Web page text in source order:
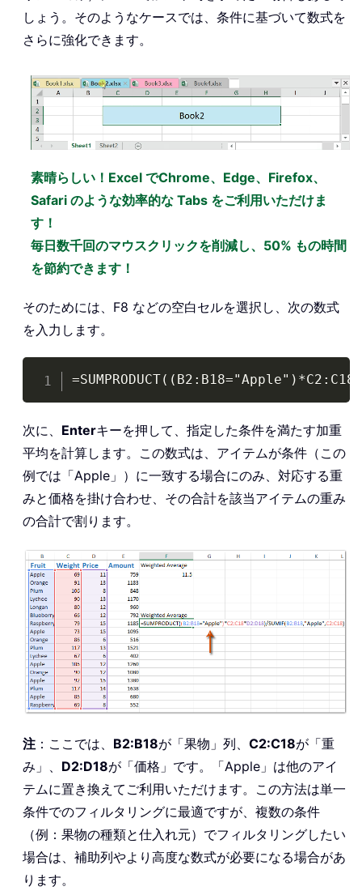
しょう。そのようなケースでは、条件に基づいて数式を
さらに強化できます。
素晴らしい！Excel でChrome、Edge、Firefox、
Safari のような効率的な Tabs をご利用いただけま
す！
毎日数千回のマウスクリックを削減し、50% もの時間
を節約できます！
そのためには、F8 などの空白セルを選択し、次の数式
を入力します。
Copy
次に、 Enterキーを押して、指定した条件を満たす加重
平均を計算します。この数式は、アイテムが条件（この
例では「Apple」）に一致する場合にのみ、対応する重
みと価格を掛け合わせ、その合計を該当アイテムの重み
の合計で割ります。
注 ：ここでは、 B2:B18が「果物」列、 C2:C18が「重
み」、 D2:D18が「価格」です。「Apple」は他のアイ
テムに置き換えてご利用いただけます。この方法は単一
条件でのフィルタリングに最適ですが、複数の条件
（例：果物の種類と仕入れ元）でフィルタリングしたい
場合は、補助列やより高度な数式が必要になる場合があ
ります。